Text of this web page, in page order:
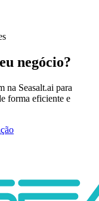
negócio?
na Seasalt.ai para
forma eficiente e